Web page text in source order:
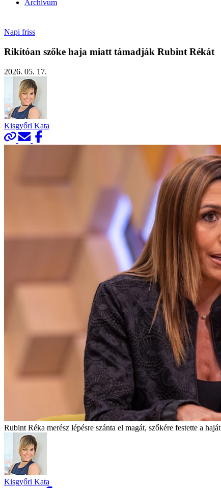
Archívum
Napi friss
Rikítóan szőke haja miatt támadják Rubint Rékát
2026. 05. 17.
Kisgyőri Kata
Rubint Réka merész lépésre szánta el magát, szőkére festette a haját
Kisgyőri Kata